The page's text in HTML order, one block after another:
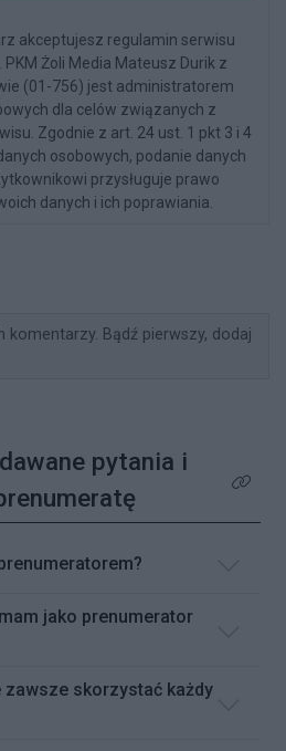
akceptujesz regulamin serwisu
Żoli Media Mateusz Durik z
(01-756) jest administratorem
dla celów związanych z
Zgodnie z art. 24 ust. 1 pkt 3 i 4
osobowych, podanie danych
przysługuje prawo
danych i ich poprawiania.
komentarzy. Bądź pierwszy, dodaj
pytania i
Kliknij
jako prenumerator
zawsze skorzystać każdy